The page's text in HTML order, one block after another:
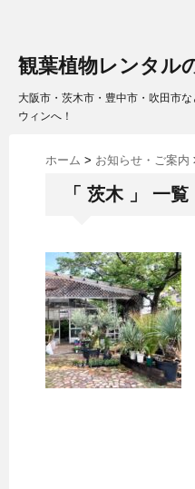
観葉植物レンタル
大阪市・茨木市・豊中市・吹田市
ウィンへ！
ホーム > お知らせ・ご案内
「 茨木 」 一覧